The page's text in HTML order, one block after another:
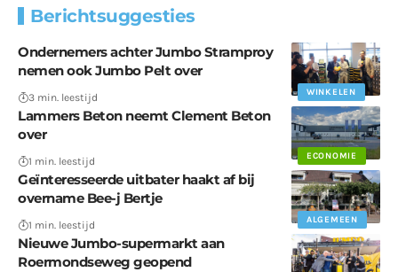
Berichtsuggesties
WINKELEN
Ondernemers achter Jumbo Stramproy
nemen ook Jumbo Pelt over
3 min. leestijd
ECONOMIE
Lammers Beton neemt Clement Beton
over
1 min. leestijd
ALGEMEEN
Geïnteresseerde uitbater haakt af bij
overname Bee-j Bertje
1 min. leestijd
Nieuwe Jumbo-supermarkt aan
Roermondseweg geopend